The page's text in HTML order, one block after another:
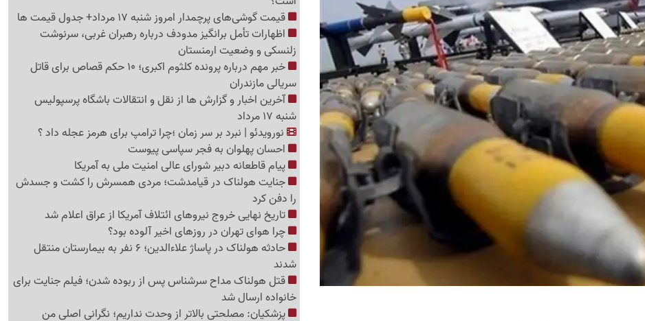
قیمت گوشی‌های پرچمدار امروز شنبه 17 مرداد+ جدول قیمت ها
اظهارات تأمل برانگیز مدودف درباره رهبران غربی، سرنوشت
زلنسکی و وضعیت ارمنستان
خبر مهم درباره پرونده کلثوم اکبری؛ 10 حکم قصاص برای قاتل
سریالی مازندران
آخرین اخبار و گزارش ها از نقل و انتقالات باشگاه پرسپولیس
شنبه 17 مرداد
نورویدئو | نبرد بر سر زمان ؛چرا ترامپ برای هرمز عجله داد ؟
احسان پهلوان به فجر سپاسی پیوست
پیام قاطعانه دبیر شورای عالی امنیت ملی به آمریکا
جنایت هولناک در قیامدشت؛ مردی همسرش را کشت و جسدش
را دفن کرد
تاریخ نهایی خروج نیروهای ائتلاف آمریکا از عراق اعلام شد
چرا هوای تهران در روزهای اخیر آلوده بود؟
حادثه هولناک در پاساژ علاءالدین؛ 6 نفر به بیمارستان منتقل
شدند
قتل هولناک مداح سرشناس پس از ربوده شدن؛ فیلم جنایت برای
خانواده ارسال شد
پزشکیان: مصلحتی بالاتر از وحدت نداریم؛ نگرانی اصلی من